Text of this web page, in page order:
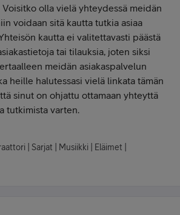
olla vielä yhteydessä meidän
voidaan sitä kautta tutkia asiaa
kautta ei valitettavasti päästä
tai tilauksia, joten siksi
meidän asiakaspalvelun
heille halutessasi vielä linkata tämän
sinut on ohjattu ottamaan yhteyttä
tutkimista varten.
| Sarjat | Musiikki | Eläimet |